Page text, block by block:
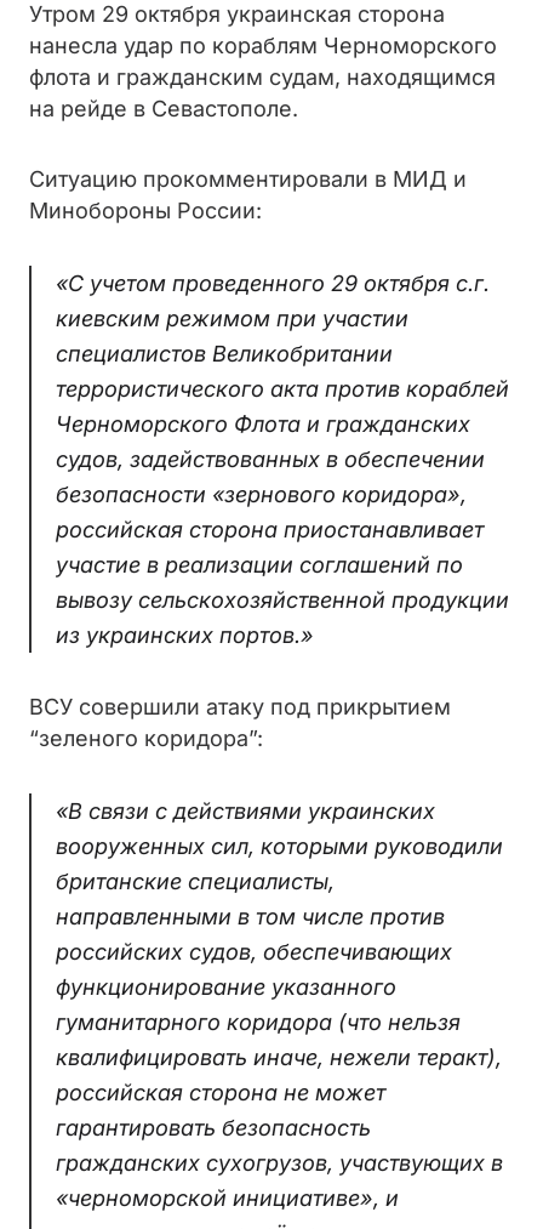
Утром 29 октября украинская сторона
нанесла удар по кораблям Черноморского
флота и гражданским судам, находящимся
на рейде в Севастополе.
Ситуацию прокомментировали в МИД и
Минобороны России:
«С учетом проведенного 29 октября с.г.
киевским режимом при участии
специалистов Великобритании
террористического акта против кораблей
Черноморского Флота и гражданских
судов, задействованных в обеспечении
безопасности «зернового коридора»,
российская сторона приостанавливает
участие в реализации соглашений по
вывозу сельскохозяйственной продукции
из украинских портов.»
ВСУ совершили атаку под прикрытием
“зеленого коридора”:
«В связи с действиями украинских
вооруженных сил, которыми руководили
британские специалисты,
направленными в том числе против
российских судов, обеспечивающих
функционирование указанного
гуманитарного коридора (что нельзя
квалифицировать иначе, нежели теракт),
российская сторона не может
гарантировать безопасность
гражданских сухогрузов, участвующих в
«черноморской инициативе», и